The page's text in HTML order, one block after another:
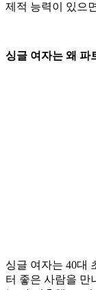
제적 능력이 있으
싱글 여자는 왜 파
싱글 여자는 40대
터 좋은 사람을 만